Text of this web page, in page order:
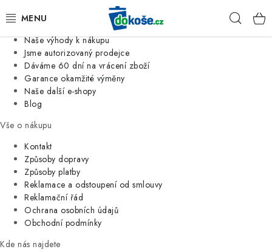
Jsme tradiční česká firma
Naše výhody k nákupu
Jsme autorizovaný prodejce
Dáváme 60 dní na vrácení zboží
Garance okamžité výměny
Naše další e-shopy
Blog
Vše o nákupu
Kontakt
Způsoby dopravy
Způsoby platby
Reklamace a odstoupení od smlouvy
Reklamační řád
Ochrana osobních údajů
Obchodní podmínky
Kde nás najdete
KOŠE
SÁČKY
KUCHYNĚ
ORGANIZACE
DOMÁCNOST
ÚKLID